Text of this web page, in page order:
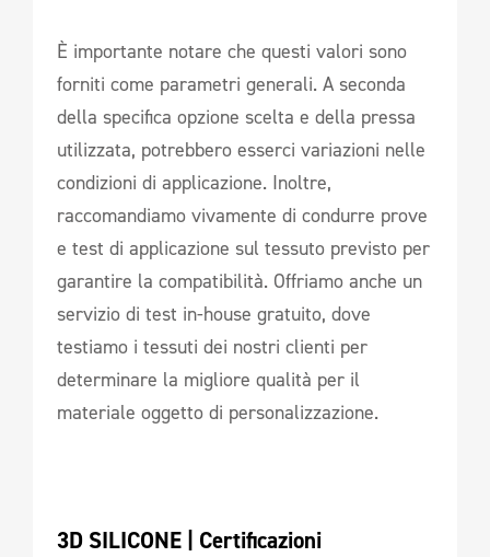
È importante notare che questi valori sono
forniti come parametri generali. A seconda
della specifica opzione scelta e della pressa
utilizzata, potrebbero esserci variazioni nelle
condizioni di applicazione. Inoltre,
raccomandiamo vivamente di condurre prove
e test di applicazione sul tessuto previsto per
garantire la compatibilità. Offriamo anche un
servizio di test in-house gratuito, dove
testiamo i tessuti dei nostri clienti per
determinare la migliore qualità per il
materiale oggetto di personalizzazione.
3D SILICONE | Certificazioni